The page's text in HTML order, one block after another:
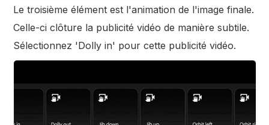
Le troisième élément est l'animation de l'image finale.
Celle-ci clôture la publicité vidéo de manière subtile.
Sélectionnez 'Dolly in' pour cette publicité vidéo.